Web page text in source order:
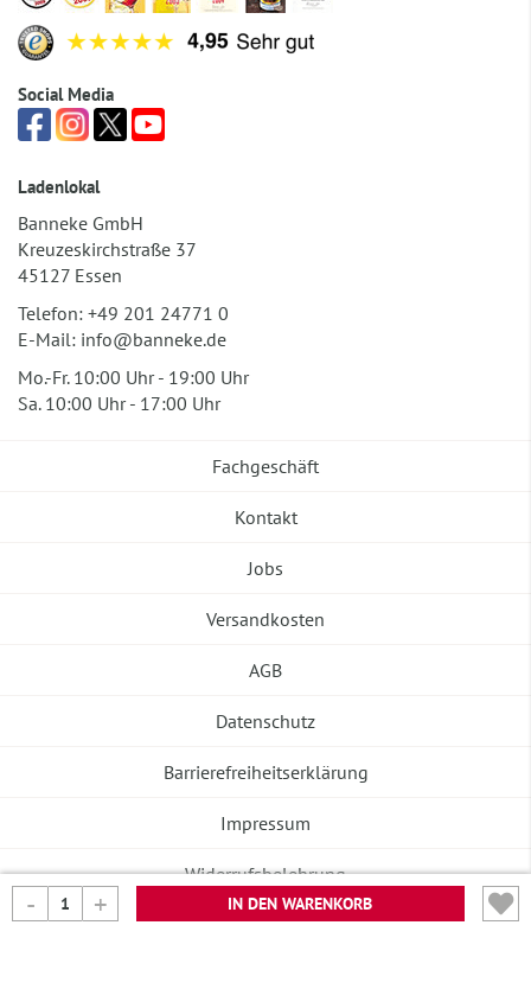
IN DEN WARENKORB
Social Media
Ladenlokal
Banneke GmbH
Kreuzeskirchstraße 37
45127 Essen
Telefon: +49 201 24771 0
E-Mail: info@banneke.de
Mo.-Fr. 10:00 Uhr - 19:00 Uhr
Sa. 10:00 Uhr - 17:00 Uhr
Fachgeschäft
Kontakt
Jobs
Versandkosten
AGB
Datenschutz
Barrierefreiheitserklärung
Impressum
Widerrufsbelehrung
Vertrag widerrufen